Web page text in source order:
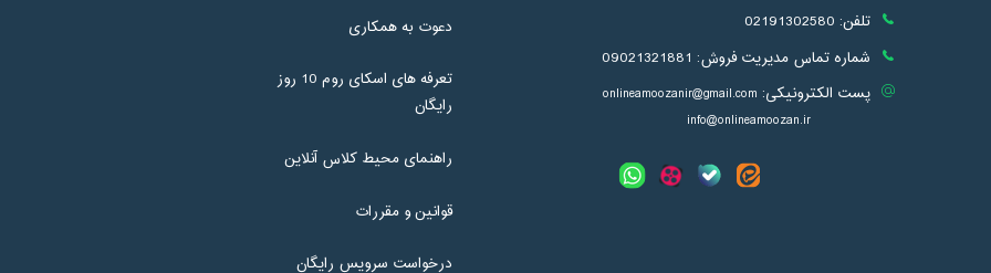
پنج شنبه، 19 فروردین 1400 / ساعت: 17:00 - 18:30
پنج شنبه، 19 فروردین 1400 / ساعت: 20:00 - 21:30
تلفن: 02191302580
شماره تماس مدیریت فروش: 09021321881
پست الکترونیکی: onlineamoozanir@gmail.com
info@onlineamoozan.ir
دعوت به همکاری
تعرفه های اسکای روم 10 روز
رایگان
راهنمای محیط کلاس آنلاین
قوانین و مقررات
درخواست سرویس رایگان